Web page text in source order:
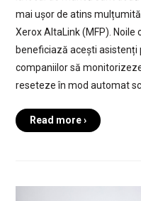
mai ușor de atins
Xerox AltaLink (MFP).
beneficiază acești
companiilor să
reseteze în mod automat
Read more ›